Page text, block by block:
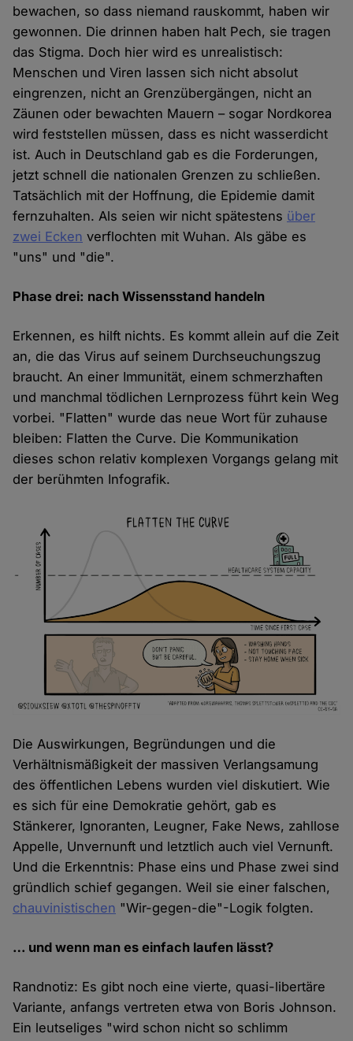
bewachen, so dass niemand rauskommt, haben wir
gewonnen. Die drinnen haben halt Pech, sie tragen
das Stigma. Doch hier wird es unrealistisch:
Menschen und Viren lassen sich nicht absolut
eingrenzen, nicht an Grenzübergängen, nicht an
Zäunen oder bewachten Mauern – sogar Nordkorea
wird feststellen müssen, dass es nicht wasserdicht
ist. Auch in Deutschland gab es die Forderungen,
jetzt schnell die nationalen Grenzen zu schließen.
Tatsächlich mit der Hoffnung, die Epidemie damit
fernzuhalten. Als seien wir nicht spätestens über
zwei Ecken verflochten mit Wuhan. Als gäbe es
"uns" und "die".
Phase drei: nach Wissensstand handeln
Erkennen, es hilft nichts. Es kommt allein auf die Zeit
an, die das Virus auf seinem Durchseuchungszug
braucht. An einer Immunität, einem schmerzhaften
und manchmal tödlichen Lernprozess führt kein Weg
vorbei. "Flatten" wurde das neue Wort für zuhause
bleiben: Flatten the Curve. Die Kommunikation
dieses schon relativ komplexen Vorgangs gelang mit
der berühmten Infografik.
Die Auswirkungen, Begründungen und die
Verhältnismäßigkeit der massiven Verlangsamung
des öffentlichen Lebens wurden viel diskutiert. Wie
es sich für eine Demokratie gehört, gab es
Stänkerer, Ignoranten, Leugner, Fake News, zahllose
Appelle, Unvernunft und letztlich auch viel Vernunft.
Und die Erkenntnis: Phase eins und Phase zwei sind
gründlich schief gegangen. Weil sie einer falschen,
chauvinistischen "Wir-gegen-die"-Logik folgten.
… und wenn man es einfach laufen lässt?
Randnotiz: Es gibt noch eine vierte, quasi-libertäre
Variante, anfangs vertreten etwa von Boris Johnson.
Ein leutseliges "wird schon nicht so schlimm